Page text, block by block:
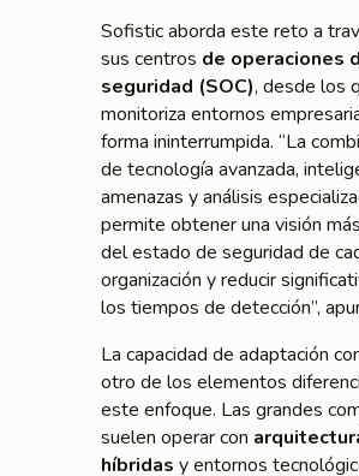
Sofistic aborda este reto a
sus centros de operaciones
seguridad (SOC), desde los
monitoriza entornos
forma ininterrumpida. “La
de tecnología avanzada,
amenazas y análisis
permite obtener una visión
del estado de seguridad de
organización y reducir
los tiempos de detección”,
La capacidad de adaptación
otro de los elementos
este enfoque. Las grandes
suelen operar con
híbridas y entornos